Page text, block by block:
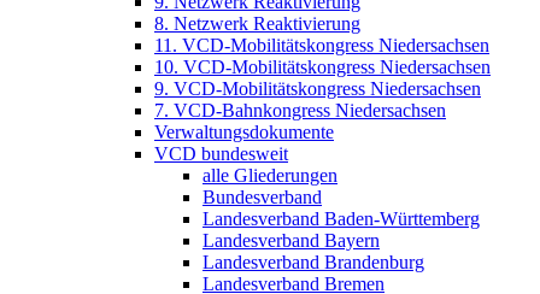
8. Netzwerk Reaktivierung
11. VCD-Mobilitätskongress Niedersachsen
10. VCD-Mobilitätskongress Niedersachsen
9. VCD-Mobilitätskongress Niedersachsen
7. VCD-Bahnkongress Niedersachsen
Verwaltungsdokumente
VCD bundesweit
alle Gliederungen
Bundesverband
Landesverband Baden-Württemberg
Landesverband Bayern
Landesverband Brandenburg
Landesverband Bremen